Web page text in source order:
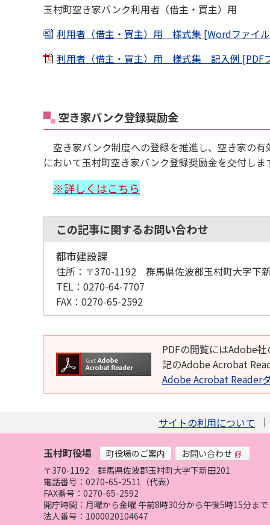
玉村町空き家バンク利用者（借主・買主）用
利用者（借主・買主）用 様式集 [Wordファイ
利用者（借主・買主）用 様式集 記入例 [PDF
空き家バンク登録奨励金
空き家バンク制度への登録を推進し、空き家の
において玉村町空き家バンク登録奨励金を交付しま
※詳しくはこちら
この記事に関するお問い合わせ
都市建設課
住所： 〒370-1192 群馬県佐波郡玉村町大字下
TEL： 0270-64-7707
FAX： 0270-65-2592
PDFの閲覧にはAdobe
記のAdobe Acrobat
Adobe Acrobat Reader
サイトの利用について
玉村町役場 町役場のご案内
お問い合わせ
〒370-1192
群馬県佐波郡玉村町大字下新田201
電話番号：0270-65-2511（代表）
FAX番号：0270-65-2592
開庁時間：月曜から金曜 午前8時30分から午後5時15分ま
法人番号：1000020104647